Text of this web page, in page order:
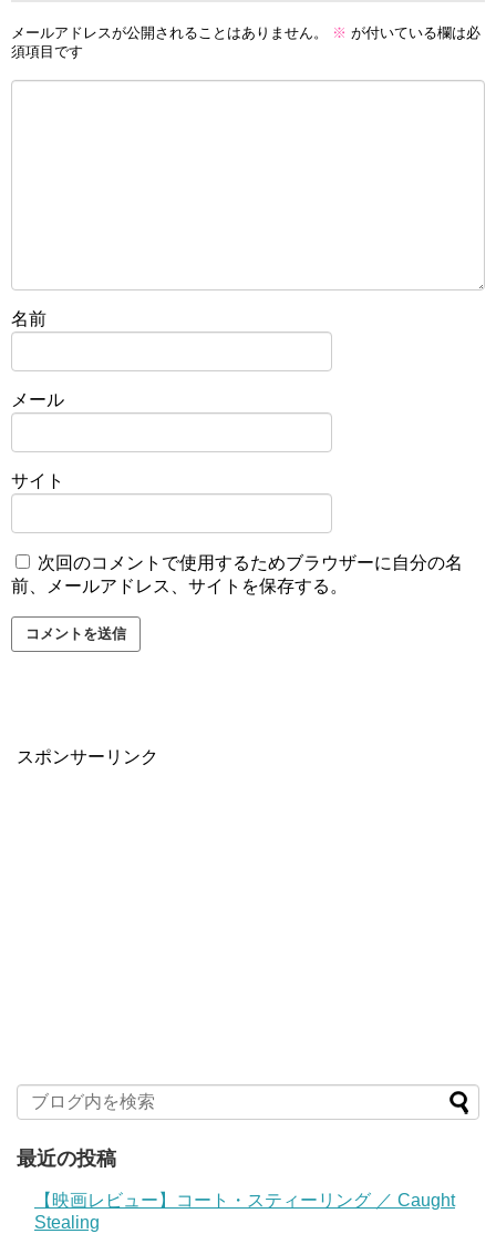
メールアドレスが公開されることはありません。 ※ が付いている欄は必
須項目です
名前
メール
サイト
次回のコメントで使用するためブラウザーに自分の名
前、メールアドレス、サイトを保存する。
スポンサーリンク
最近の投稿
【映画レビュー】コート・スティーリング ／ Caught
Stealing